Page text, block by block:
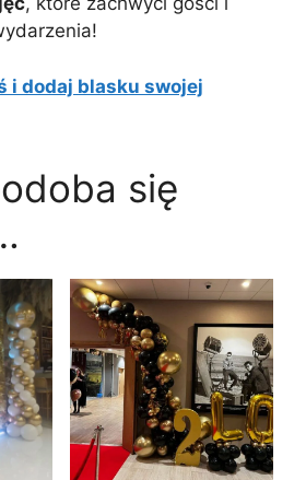
i dodaj blasku swojej
się